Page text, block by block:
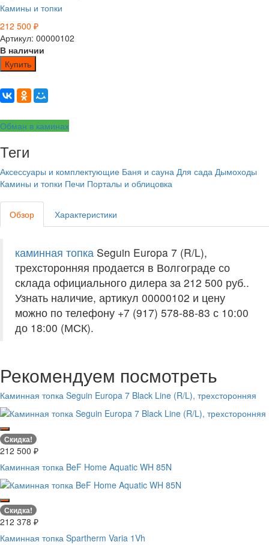
Камины и топки
212 500 ₽
Артикул: 00000102
В наличии
Купить
Обман в каминах
Теги
Аксессуары и комплектующие Баня и сауна Для сада Дымоходы
Камины и топки Печи Порталы и облицовка
Обзор Характеристики
каминная топка Seguin Europa 7 (R/L),
трехсторонняя продается в Волгограде со
склада официального дилера за 212 500 руб..
Узнать наличие, артикул 00000102 и цену
можно по телефону +7 (917) 578-88-83 с 10:00
до 18:00 (МСК).
Рекомендуем посмотреть
Каминная топка Seguin Europa 7 Black Line (R/L), трехсторонняя
Скидка!
212 500 ₽
Каминная топка BeF Home Aquatic WH 85N
Скидка!
212 378 ₽
Каминная топка Spartherm Varia 1Vh